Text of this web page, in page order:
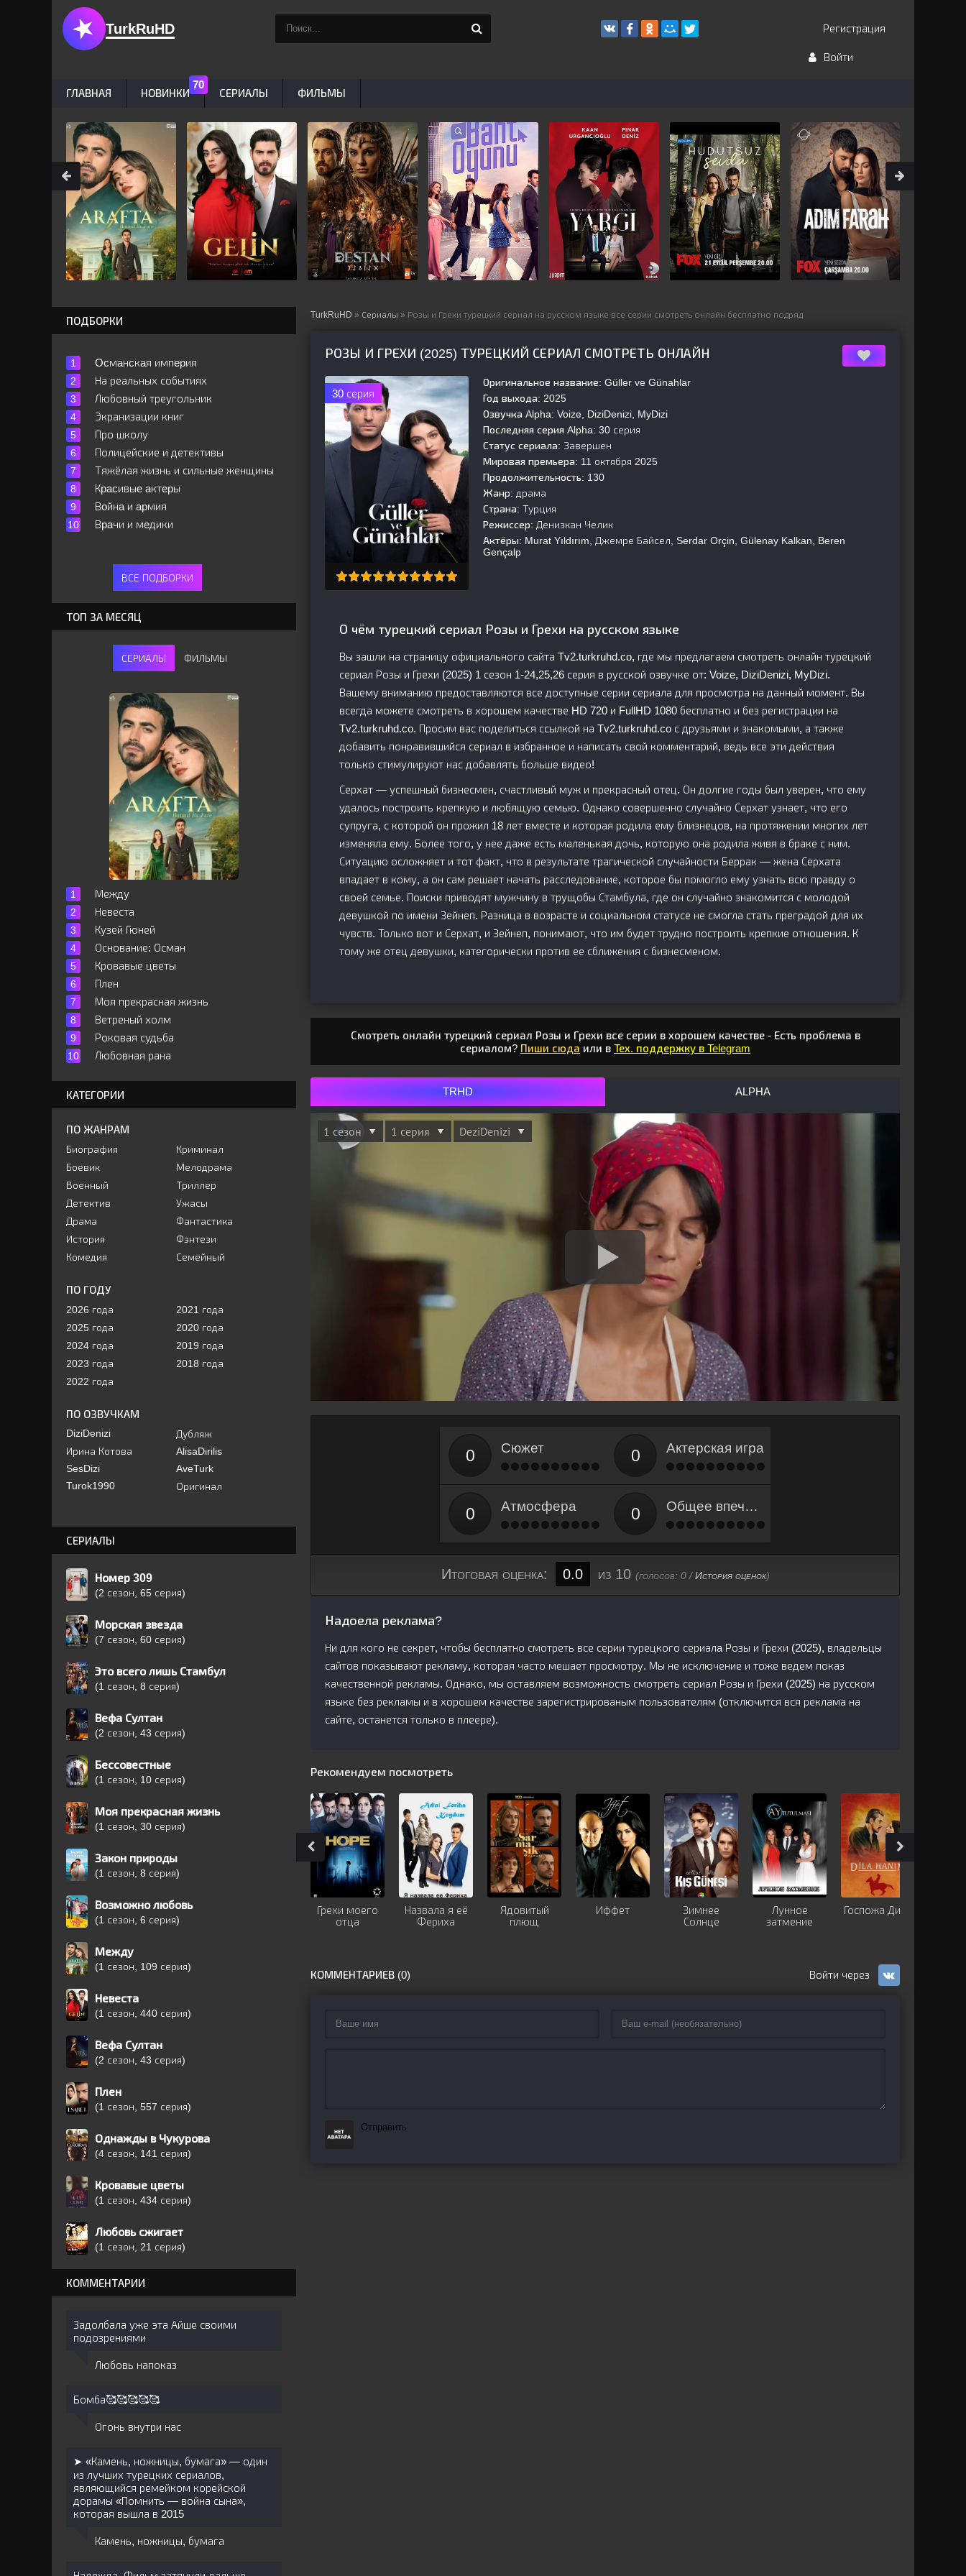
TurkRuHD » Сериалы » Розы и Грехи турецкий сериал на русском языке все серии смотреть онлайн бесплатно подряд
РОЗЫ И ГРЕХИ (2025) ТУРЕЦКИЙ СЕРИАЛ СМОТРЕТЬ ОНЛАЙН
30 серия
Оригинальное название: Güller ve Günahlar
Год выхода: 2025
Озвучка Alpha: Voize, DiziDenizi, MyDizi
Последняя серия Alpha: 30 серия
Статус сериала: Завершен
Мировая премьера: 11 октября 2025
Продолжительность: 130
Жанр: драма
Страна: Турция
Режиссер: Денизкан Челик
Актёры: Murat Yıldırım, Джемре Байсел, Serdar Orçin, Gülenay Kalkan, Beren
Gençalp
О чём турецкий сериал Розы и Грехи на русском языке
Вы зашли на страницу официального сайта Tv2.turkruhd.co, где мы предлагаем смотреть онлайн турецкий
сериал Розы и Грехи (2025) 1 сезон 1-24,25,26 серия в русской озвучке от: Voize, DiziDenizi, MyDizi.
Вашему вниманию предоставляются все доступные серии сериала для просмотра на данный момент. Вы
всегда можете смотреть в хорошем качестве HD 720 и FullHD 1080 бесплатно и без регистрации на
Tv2.turkruhd.co. Просим вас поделиться ссылкой на Tv2.turkruhd.co с друзьями и знакомыми, а также
добавить понравившийся сериал в избранное и написать свой комментарий, ведь все эти действия
только стимулируют нас добавлять больше видео!
Серхат — успешный бизнесмен, счастливый муж и прекрасный отец. Он долгие годы был уверен, что ему
удалось построить крепкую и любящую семью. Однако совершенно случайно Серхат узнает, что его
супруга, с которой он прожил 18 лет вместе и которая родила ему близнецов, на протяжении многих лет
изменяла ему. Более того, у нее даже есть маленькая дочь, которую она родила живя в браке с ним.
Ситуацию осложняет и тот факт, что в результате трагической случайности Беррак — жена Серхата
впадает в кому, а он сам решает начать расследование, которое бы помогло ему узнать всю правду о
своей семье. Поиски приводят мужчину в трущобы Стамбула, где он случайно знакомится с молодой
девушкой по имени Зейнеп. Разница в возрасте и социальном статусе не смогла стать преградой для их
чувств. Только вот и Серхат, и Зейнеп, понимают, что им будет трудно построить крепкие отношения. К
тому же отец девушки, категорически против ее сближения с бизнесменом.
Смотреть онлайн турецкий сериал Розы и Грехи все серии в хорошем качестве - Есть проблема в
сериалом? Пиши сюда или в Тех. поддержку в Telegram
TRHD ALPHA
Сюжет Актерская игра
Атмосфера Общее впечатление
Итоговая оценка: 0.0 из 10 (голосов: 0/История оценок)
Надоела реклама?
Ни для кого не секрет, чтобы бесплатно смотреть все серии турецкого сериалa Розы и Грехи (2025), владельцы
сайтов показывают рекламу, которая часто мешает просмотру. Мы не исключение и тоже ведем показ
качественной рекламы. Однако, мы оставляем возможность смотреть сериал Розы и Грехи (2025) на русском
языке без рекламы и в хорошем качестве зарегистрированым пользователям (отключится вся реклама на
сайте, останется только в плеере).
Рекомендуем посмотреть
Грехи моего
отца
Назвала я её
Фериха
Ядовитый
плющ
Иффет
Зимнее
Солнце
Лунное
затмение
Госпожа Дила
КОММЕНТАРИЕВ (0)
Отправить
ПОДБОРКИ
Ocмaнcкaя импepия
На реальных событиях
Любовный треугольник
Экранизации книг
Про школу
Полицейские и детективы
Тяжёлая жизнь и сильные женщины
Кpacивыe aктepы
Вoйнa и apмия
Вpaчи и мeдики
ВСЕ ПОДБОРКИ
ТОП ЗА МЕСЯЦ
СЕРИАЛЫ ФИЛЬМЫ
Между
Невеста
Кузей Гюней
Основание: Осман
Кровавые цветы
Плен
Моя прекрасная жизнь
Ветреный холм
Роковая судьба
Любовная рана
КАТЕГОРИИ
ПО ЖАНРАМ
Биография
Боевик
Военный
Детектив
Драма
История
Комедия
Криминал
Мелодрама
Триллер
Ужасы
Фантастика
Фэнтези
Семейный
ПО ГОДУ
2026 года
2025 года
2024 года
2023 года
2022 года
2021 года
2020 года
2019 года
2018 года
ПО ОЗВУЧКАМ
DiziDenizi
Ирина Котова
SesDizi
Turok1990
Дубляж
AlisaDirilis
AveTurk
Оригинал
СЕРИАЛЫ
Номер 309
(2 сезон, 65 серия)
Морская звезда
(7 сезон, 60 серия)
Это всего лишь Стамбул
(1 сезон, 8 серия)
Вефа Султан
(2 сезон, 43 серия)
Бессовестные
(1 сезон, 10 серия)
Моя прекрасная жизнь
(1 сезон, 30 серия)
Закон природы
(1 сезон, 8 серия)
Возможно любовь
(1 сезон, 6 серия)
Между
(1 сезон, 109 серия)
Невеста
(1 сезон, 440 серия)
Вефа Султан
(2 сезон, 43 серия)
Плен
(1 сезон, 557 серия)
Однажды в Чукурова
(4 сезон, 141 серия)
Кровавые цветы
(1 сезон, 434 серия)
Любовь сжигает
(1 сезон, 21 серия)
КОММЕНТАРИИ
Задолбала уже эта Айше своими
подозрениями
Любовь напоказ
Бомба🥰🥰🥰🥰🥰
Огонь внутри нас
➤ «Камень, ножницы, бумага» — один
из лучших турецких сериалов,
являющийся ремейком корейской
дорамы «Помнить — война сына»,
которая вышла в 2015
Камень, ножницы, бумага
TurkRuHD Регистрация
Войти
ГЛАВНАЯ НОВИНКИ СЕРИАЛЫ ФИЛЬМЫ